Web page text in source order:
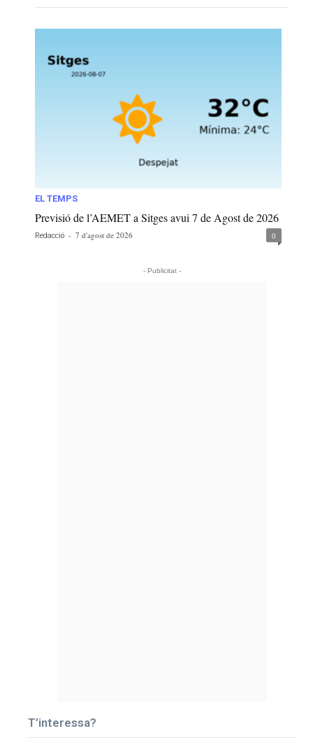
EL TEMPS
Previsió de l’AEMET a Sitges avui 7 de Agost de 2026
Redacció - 7 d'agost de 2026 0
- Publicitat -
T’interessa?